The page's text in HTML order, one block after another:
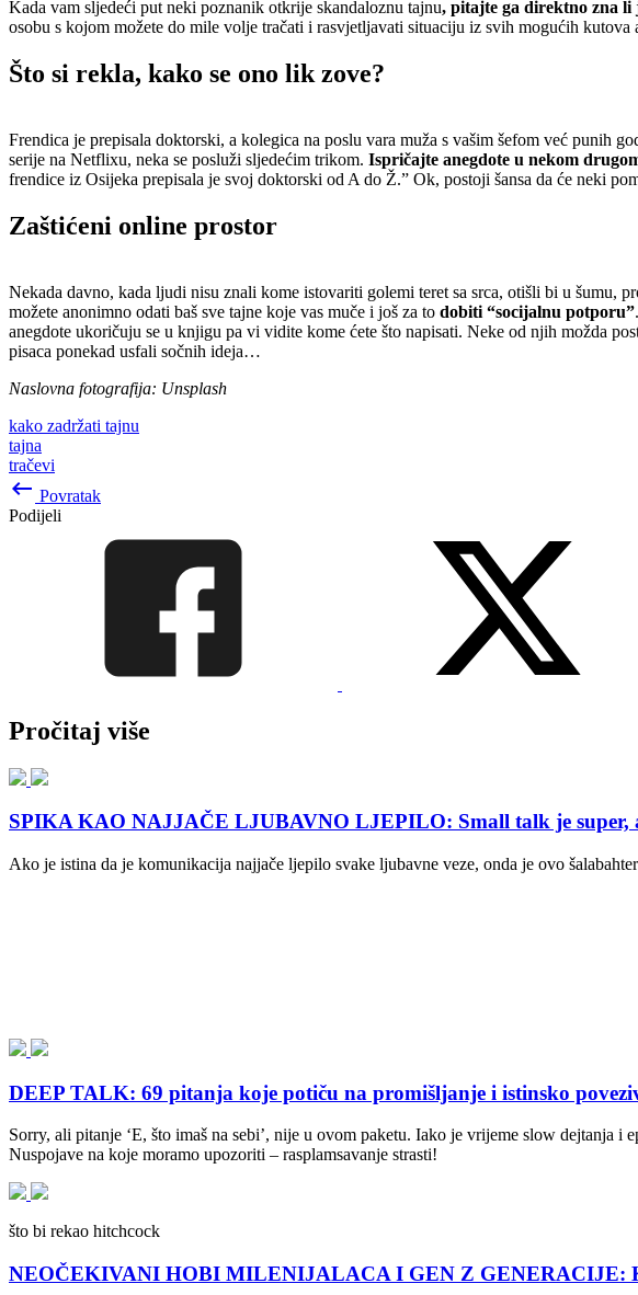
Kada vam sljedeći put neki poznanik otkrije skandaloznu tajnu, pitajte ga direktno zna li
osobu s kojom možete do mile volje tračati i rasvjetljavati situaciju iz svih mogućih kutova
Što si rekla, kako se ono lik zove?
Frendica je prepisala doktorski, a kolegica na poslu vara muža s vašim šefom već punih
serije na Netflixu, neka se posluži sljedećim trikom. Ispričajte anegdote u nekom
frendice iz Osijeka prepisala je svoj doktorski od A do Ž.” Ok, postoji šansa da će neki
Zaštićeni online prostor
Nekada davno, kada ljudi nisu znali kome istovariti golemi teret sa srca, otišli bi u šumu,
možete anonimno odati baš sve tajne koje vas muče i još za to dobiti “socijalnu potporu”
anegdote ukoričuju se u knjigu pa vi vidite kome ćete što napisati. Neke od njih možda
pisaca ponekad usfali sočnih ideja…
Naslovna fotografija: Unsplash
kako zadržati tajnu
tajna
tračevi
keyboard_backspace Povratak
Podijeli
Pročitaj više
SPIKA KAO NAJJAČE LJUBAVNO LJEPILO: Small talk je super,
Ako je istina da je komunikacija najjače ljepilo svake ljubavne veze, onda je ovo
DEEP TALK: 69 pitanja koje potiču na promišljanje i istinsko
Sorry, ali pitanje ‘E, što imaš na sebi’, nije u ovom paketu. Iako je vrijeme slow dejtanja
Nuspojave na koje moramo upozoriti – rasplamsavanje strasti!
što bi rekao hitchcock
NEOČEKIVANI HOBI MILENIJALACA I GEN Z GENERACIJE: